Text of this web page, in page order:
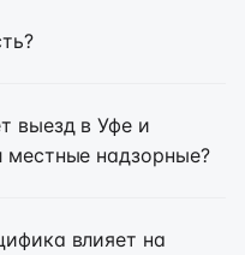
выезд в Уфе и
надзорные?
влияет на